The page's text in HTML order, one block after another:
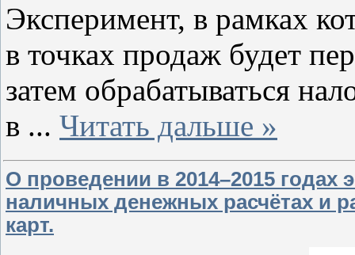
Эксперимент, в рамках
в точках продаж будет
затем обрабатываться
в ... Читать дальше »
О проведении в 2014–2015
наличных денежных расчётах и
карт.